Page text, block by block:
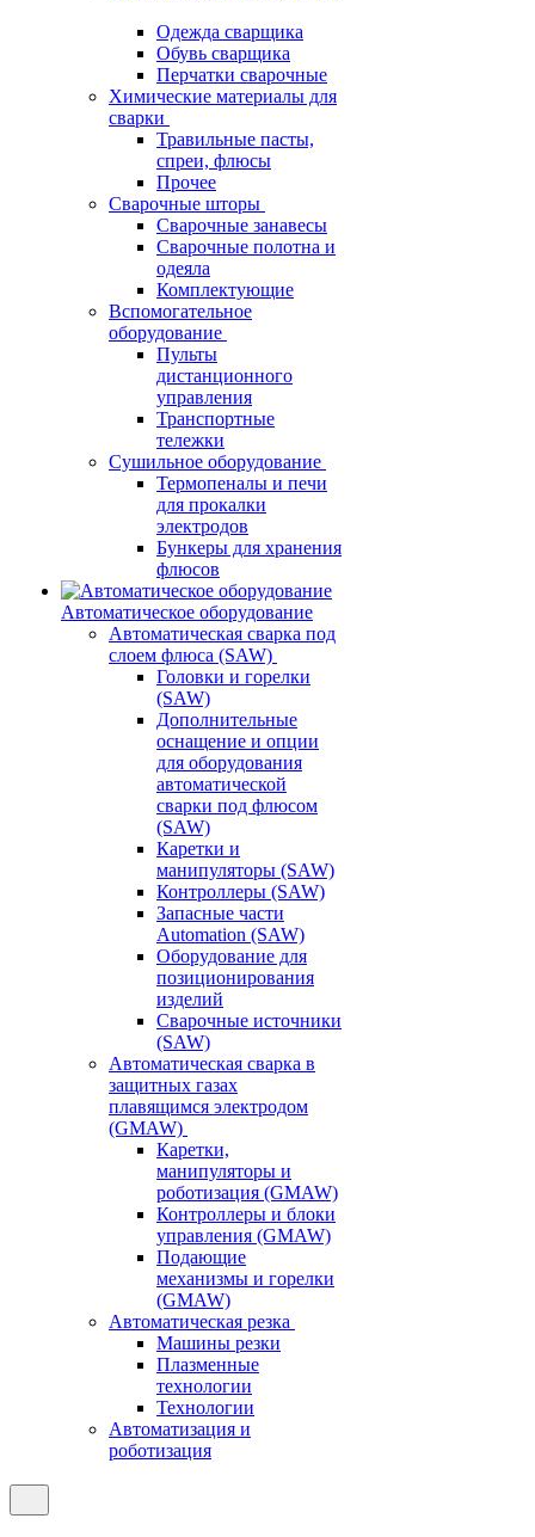
Одежда сварщика
Обувь сварщика
Перчатки сварочные
Химические материалы для
сварки
Травильные пасты,
спреи, флюсы
Прочее
Сварочные шторы
Сварочные занавесы
Сварочные полотна и
одеяла
Комплектующие
Вспомогательное
оборудование
Пульты
дистанционного
управления
Транспортные
тележки
Сушильное оборудование
Термопеналы и печи
для прокалки
электродов
Бункеры для хранения
флюсов
Автоматическое оборудование
Автоматическая сварка под
слоем флюса (SAW)
Головки и горелки
(SAW)
Дополнительные
оснащение и опции
для оборудования
автоматической
сварки под флюсом
(SAW)
Каретки и
манипуляторы (SAW)
Контроллеры (SAW)
Запасные части
Automation (SAW)
Оборудование для
позиционирования
изделий
Сварочные источники
(SAW)
Автоматическая сварка в
защитных газах
плавящимся электродом
(GMAW)
Каретки,
манипуляторы и
роботизация (GMAW)
Контроллеры и блоки
управления (GMAW)
Подающие
механизмы и горелки
(GMAW)
Автоматическая резка
Машины резки
Плазменные
технологии
Технологии
Автоматизация и
роботизация